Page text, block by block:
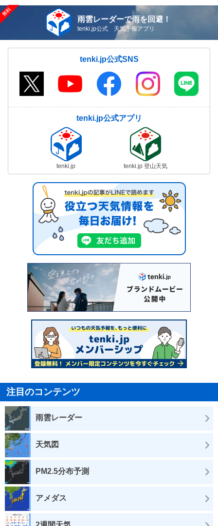
雨雲レーダーで雨を回避！
tenki.jp公式 天気予報アプリ
tenki.jp公式SNS
tenki.jp公式アプリ
tenki.jp tenki.jp 登山天気
注目のコンテンツ
雨雲レーダー
天気図
PM2.5分布予測
アメダス